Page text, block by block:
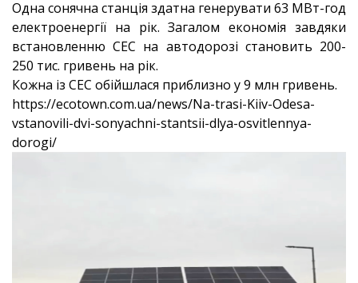
Одна сонячна станція здатна генерувати 63 МВт-год
електроенергії на рік. Загалом економія завдяки
встановленню СЕС на автодорозі становить 200-
250 тис. гривень на рік.
Кожна із СЕС обійшлася приблизно у 9 млн гривень.
https://ecotown.com.ua/news/Na-trasi-Kiiv-Odesa-
vstanovili-dvi-sonyachni-stantsii-dlya-osvitlennya-
dorogi/